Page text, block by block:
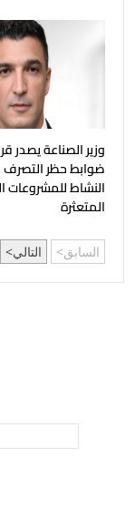
وزير الصناعة يصدر
ضوابط حظر التصرف
النشاط للمشروعات
المتعثرة
السابق التالي